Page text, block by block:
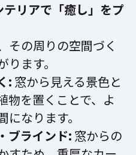
リアで「癒し」をプ
その周りの空間づく
ます。
: 窓から見える景色と
物を置くことで、よ
なります。
ブラインド: 窓からの